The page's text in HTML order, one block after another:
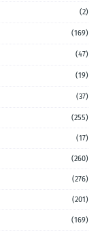
(2)
(169)
(47)
(19)
(37)
(255)
(17)
(260)
(276)
(201)
(169)